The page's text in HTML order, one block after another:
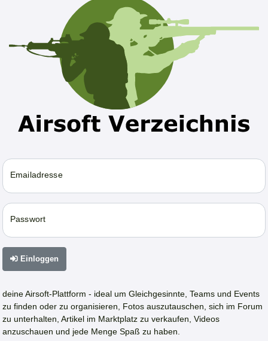
Emailadresse
Passwort
Einloggen
deine Airsoft-Plattform - ideal um Gleichgesinnte, Teams und Events
zu finden oder zu organisieren, Fotos auszutauschen, sich im Forum
zu unterhalten, Artikel im Marktplatz zu verkaufen, Videos
anzuschauen und jede Menge Spaß zu haben.